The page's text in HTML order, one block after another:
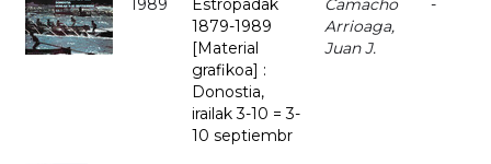
1989
Estropadak
1879-1989
[Material
grafikoa] :
Donostia,
irailak 3-10 = 3-
10 septiembr
Camacho
Arrioaga,
Juan J.
-